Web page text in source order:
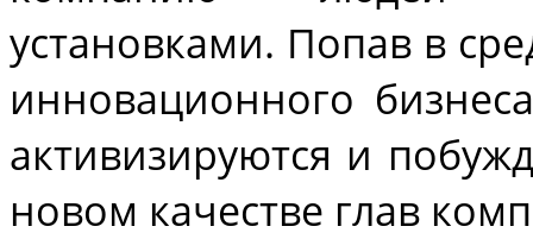
установками. Попав в
инновационного
активизируются и
новом качестве глав